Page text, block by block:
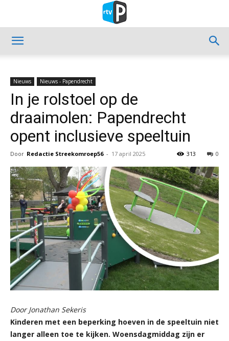
Nieuws Nieuws - Papendrecht
In je rolstoel op de
draaimolen: Papendrecht
opent inclusieve speeltuin
Door Redactie Streekomroep56 - 17 april 2025 0
313
Door Jonathan Sekeris
Kinderen met een beperking hoeven in de speeltuin niet
langer alleen toe te kijken. Woensdagmiddag zijn er